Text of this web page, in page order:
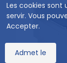
Les cookies sont
servir. Vous
Accepter.
Admet le